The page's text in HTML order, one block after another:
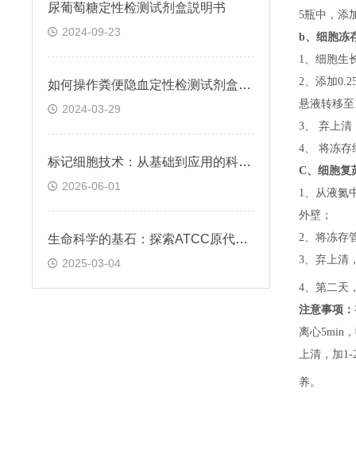
尿葡萄糖定性检测试剂盒説明书
2024-09-23
如何操作粪便隐血定性检测试剂盒(邻联甲苯胺法)
2024-03-29
标记细胞技术：从基础到应用的科学探索
2026-06-01
生命科学的基石：探索ATCC原代细胞的魅力
2025-03-04
5瓶中，添
b、 细胞冻
1、细胞生
2、添加
悬液转移
3、 弃上清
4、 将冻存
C、 细胞复
1、 从液氮
外壁；
2、 将冻存
3、 弃上清
4、 第二天
注意事项：
离心5min，
上清，加1-
养。